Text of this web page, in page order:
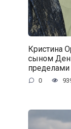
Кристина
сыном
пределами
0